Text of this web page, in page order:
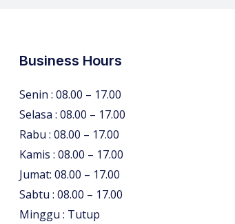
Business Hours
Senin : 08.00 – 17.00
Selasa : 08.00 – 17.00
Rabu : 08.00 – 17.00
Kamis : 08.00 – 17.00
Jumat: 08.00 – 17.00
Sabtu : 08.00 – 17.00
Minggu : Tutup